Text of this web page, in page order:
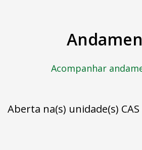
Acompanhar
Aberta na(s) unidade(s) CAS